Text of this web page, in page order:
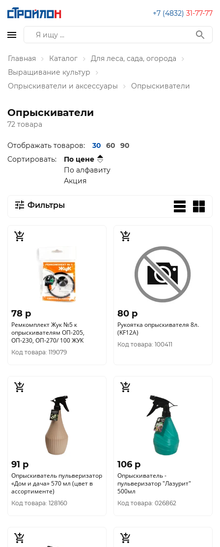
+7 (4832) 31-77-77
Главная Каталог
Для леса, сада, огорода
Выращивание культур
Опрыскиватели и аксессуары
Опрыскиватели
Опрыскиватели
72 товара
Отображать товаров: 30 60
90
Сортировать:
По цене
По алфавиту
Акция
Фильтры
78 p
Ремкомплект Жук №5 к
опрыскивателям ОП-205,
ОП-230, ОП-270/ 100 ЖУК
Код товара: 119079
80 p
Рукоятка опрыскивателя 8л.
(KF12A)
Код товара: 100411
91 p
Опрыскиватель пульверизатор
«Дом и дача» 570 мл (цвет в
ассортименте)
Код товара: 128160
106 p
Опрыскиватель -
пульверизатор "Лазурит"
500мл
Код товара: 026862